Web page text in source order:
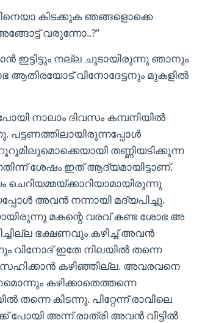
കിടക്കുക ഞങ്ങളൊക്കെ
വരുന്നോ..?”
ഇട്ടിട്ടും നല്ല ചൂടായിരുന്നു ഞാനും
ആതിരയോട് വിനോദേട്ടനും മുകളിൽ
നാലാം ദിവസം കമ്പനിയിൽ
പട്ടണത്തിലായിരുന്നപ്പോൾ
തണ്ണിയടിക്കുന്ന
ശേഷം ഇത് ആദ്യമായിട്ടാണ്.
അവൻ നന്നായി മദ്യപിച്ചു.
മകന്റെ വരവ് കണ്ട ശോഭ അ
ഭക്ഷണവും കഴിച്ച് അവൻ
വിനോദ് ഇതേ നിലയിൽ തന്നെ
സഹിക്കാൻ കഴിഞ്ഞില്ല. അവരവനെ
കഴിക്കാതെത്തന്നെ
കിടന്നു. പിറ്റേന്ന് രാവിലെ
അന്ന് രാത്രി അവൻ വീട്ടിൽ